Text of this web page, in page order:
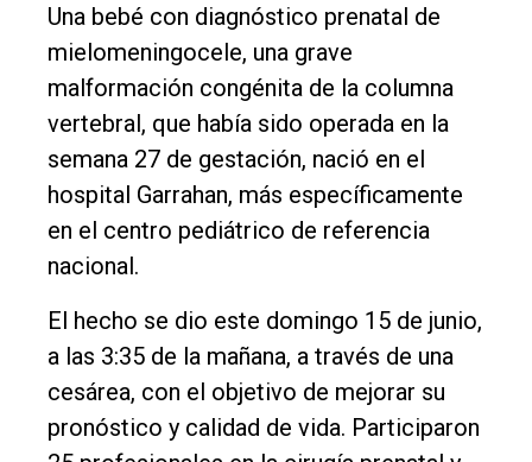
El
único
DIARIO
Balcarce
Inicio
Tendencia
Una bebé con diagnóstico prenatal de
mielomeningocele, una grave
malformación congénita de la columna
vertebral, que había sido operada en la
semana 27 de gestación, nació en el
hospital Garrahan, más específicamente
en el centro pediátrico de referencia
nacional.
El hecho se dio este domingo 15 de junio,
a las 3:35 de la mañana, a través de una
cesárea, con el objetivo de mejorar su
pronóstico y calidad de vida. Participaron